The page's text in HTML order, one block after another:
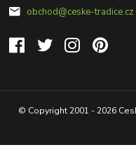
obchod@ceske-tradice.cz
© Copyright 2001 - 2026